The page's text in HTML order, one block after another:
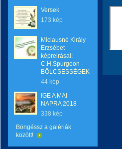
Versek
173 kép
Miclausné Király
Erzsébet
képreirásai:
C.H.Spurgeon -
BÖLCSESSÉGEK
44 kép
IGE A MAI
NAPRA 2018
338 kép
Böngéssz a galériák
között!